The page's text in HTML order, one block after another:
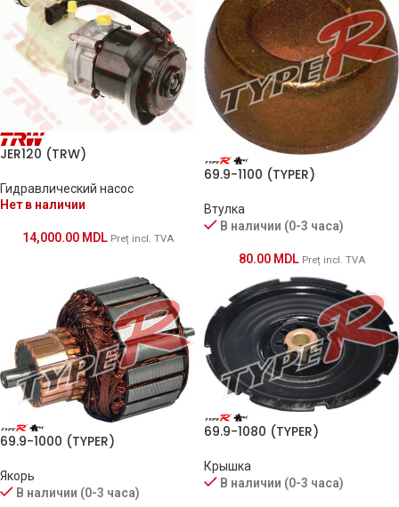
JER120 (TRW)
Гидравлический насос
Нет в наличии
14,000.00 MDL Preț incl. TVA
69.9-1100 (TYPER)
Втулка
В наличии (0-3 часа)
80.00 MDL Preț incl. TVA
69.9-1000 (TYPER)
Якорь
В наличии (0-3 часа)
69.9-1080 (TYPER)
Крышка
В наличии (0-3 часа)